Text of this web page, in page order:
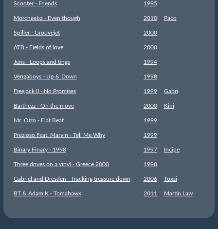
Scooter - Friends 1995
Morcheeba - Even though 2010 Paco
Spiller - Groovejet 2000
ATB - Fields of love 2000
Jens - Loops and tings 1994
Vengaboys - Up & Down 1998
Freejack II - No Promises 1999 Gabri
Barthezz - On the move 2000 Kini
Mr. Oizo - Flat Beat 1999
Prezioso Feat. Marvin - Tell Me Why 1999
Binary Finary - 1998 1997 Incipe
Three drives on a vinyl - Greece 2000 1998
Gabriel and Dresden - Tracking treasure down 2006 Toxsi
BT & Adam K - Tomahawk 2011 Martin Law